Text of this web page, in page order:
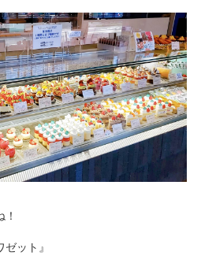
ター
ご案内
いサービス
お客さま向け）
ご案内
ご案内
ット』